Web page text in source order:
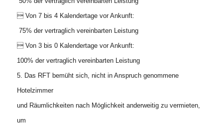
 Von 7 bis 4 Kalendertage vor Ankunft:
75% der vertraglich vereinbarten Leistung
 Von 3 bis 0 Kalendertage vor Ankunft:
100% der vertraglich vereinbarten Leistung
5. Das RFT bemüht sich, nicht in Anspruch genommene
Hotelzimmer
und Räumlichkeiten nach Möglichkeit anderweitig zu vermieten,
um